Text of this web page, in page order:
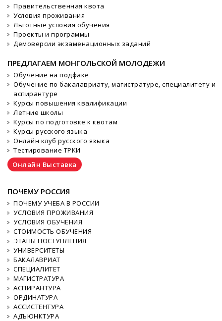
Правительственная квота
Условия проживания
Льготные условия обучения
Проекты и программы
Демоверсии экзаменационных заданий
ПРЕДЛАГАЕМ МОНГОЛЬСКОЙ МОЛОДЕЖИ
Обучение на подфаке
Обучение по бакалавриату, магистратуре, специалитету и
аспирантуре
Курсы повышения квалификации
Летние школы
Курсы по подготовке к квотам
Курсы русского языка
Онлайн клуб русского языка
Тестирование ТРКИ
Онлайн Выставка
ПОЧЕМУ РОССИЯ
ПОЧЕМУ УЧЕБА В РОССИИ
УСЛОВИЯ ПРОЖИВАНИЯ
УСЛОВИЯ ОБУЧЕНИЯ
СТОИМОСТЬ ОБУЧЕНИЯ
ЭТАПЫ ПОСТУПЛЕНИЯ
УНИВЕРСИТЕТЫ
БАКАЛАВРИАТ
СПЕЦИАЛИТЕТ
МАГИСТРАТУРА
АСПИРАНТУРА
ОРДИНАТУРА
АССИСТЕНТУРА
АДЪЮНКТУРА